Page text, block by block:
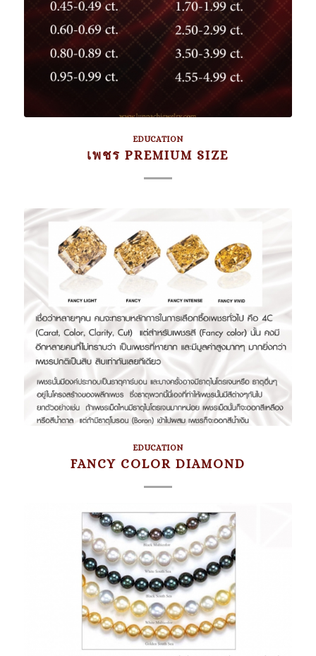
EDUCATION
เพชร PREMIUM SIZE
EDUCATION
FANCY COLOR DIAMOND